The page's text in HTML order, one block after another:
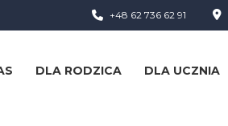
+48 62 736 62 91
DLA RODZICA DLA UCZNIA